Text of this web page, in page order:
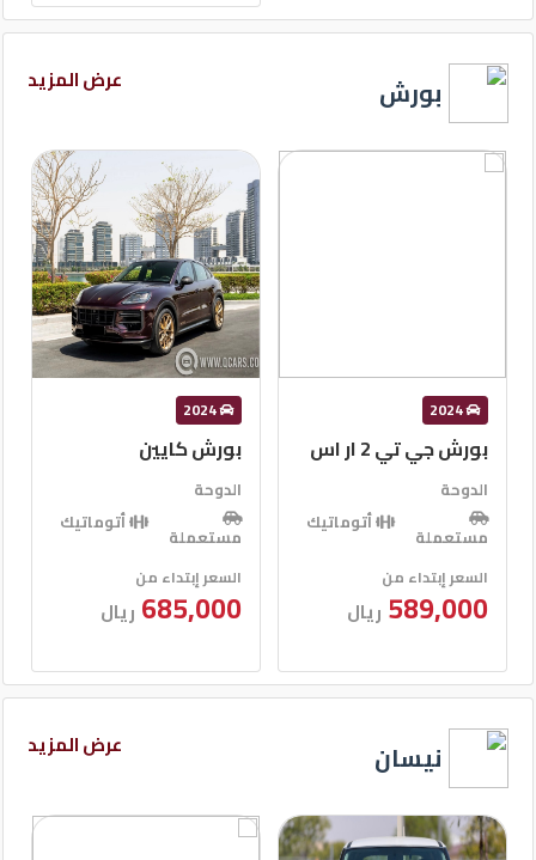
بورش عرض المزيد
2024
بورش كايين
الدوحة
مستعملة
أتوماتيك
السعر إبتداء من
685,000 ريال
2015
بورش ماكان
الدوحة
مستعملة
أتوماتيك
السعر إبتداء من
58,000 ريال
نيسان عرض المزيد